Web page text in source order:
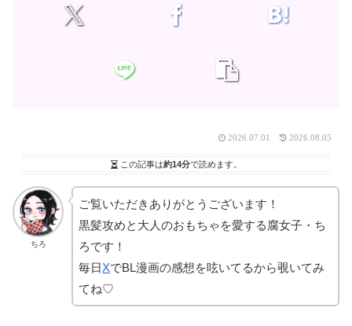
2026.07.01 2026.08.05
この記事は約14分で読めます。
ちろ
ご覧いただきありがとうございます！
黒髪攻めと大人のおもちゃを愛する腐女子・ち
ろです！
毎日XでBL漫画の感想を呟いてるから覗いてみ
てね♡